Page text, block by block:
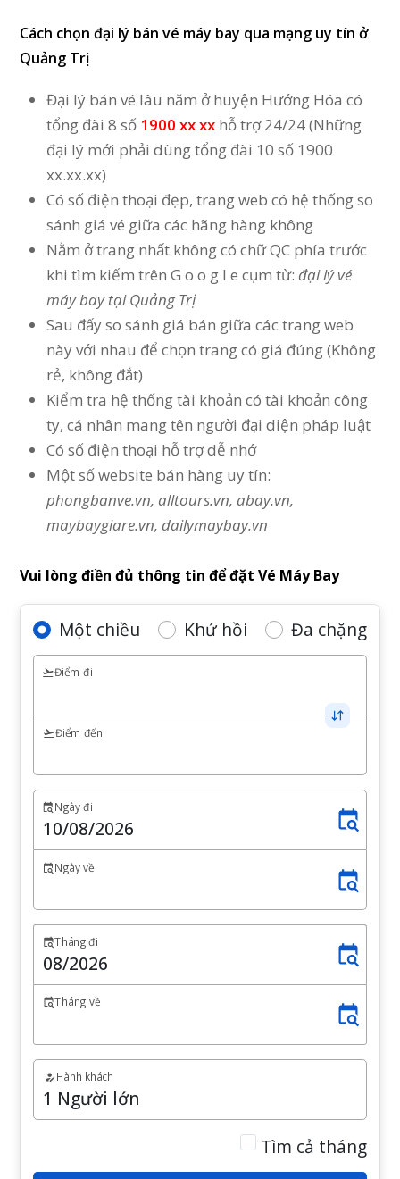
Cách chọnđại lý bán vé máy bay qua mạng uy tín ở
Quảng Trị
Đại lý bán vé lâu năm ở huyện Hướng Hóa có
tổng đài 8 số 1900 xx xx hỗ trợ 24/24 (Những
đại lý mới phải dùng tổng đài 10 số 1900
xx.xx.xx)
Có số điện thoại đẹp, trang web có hệ thống so
sánh giá vé giữa các hãng hàng không
Nằm ở trang nhất không có chữ QC phía trước
khi tìm kiếm trên G o o g l e cụm từ: đại lý vé
máy bay tại Quảng Trị
Sau đấy so sánh giá bán giữa các trang web
này với nhau để chọn trang có giá đúng (Không
rẻ, không đắt)
Kiểm tra hệ thống tài khoản có tài khoản công
ty, cá nhân mang tên người đại diện pháp luật
Có số điện thoại hỗ trợ dễ nhớ
Một số website bán hàng uy tín:
phongbanve.vn, alltours.vn, abay.vn,
maybaygiare.vn, dailymaybay.vn
Vui lòng điền đủ thông tin để đặt Vé Máy Bay
Một chiều Khứ hồi Đa chặng
Điểm đi
Điểm đến
Ngày đi
Ngày về
Tháng đi
Tháng về
Hành khách
Tìm cả tháng